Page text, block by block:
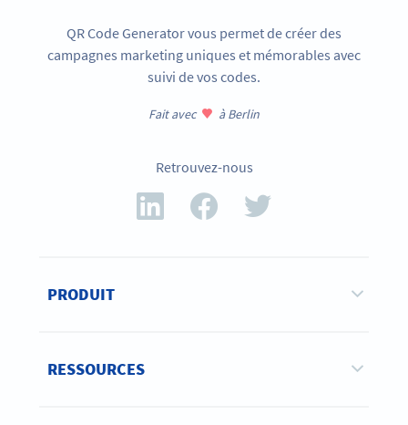
QR Code Generator vous permet de créer des
campagnes marketing uniques et mémorables avec
suivi de vos codes.
Fait avec à Berlin
Retrouvez-nous
PRODUIT
RESSOURCES